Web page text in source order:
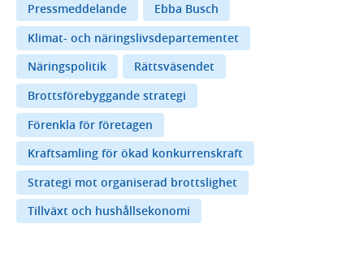
Pressmeddelande
Ebba Busch
Klimat- och näringslivsdepartementet
Näringspolitik
Rättsväsendet
Brottsförebyggande strategi
Förenkla för företagen
Kraftsamling för ökad konkurrenskraft
Strategi mot organiserad brottslighet
Tillväxt och hushållsekonomi